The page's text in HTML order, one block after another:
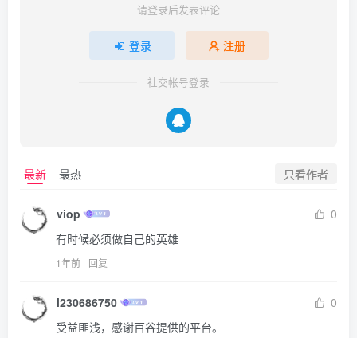
请登录后发表评论
登录 注册
社交帐号登录
最新 最热 只看作者
viop
0
有时候必须做自己的英雄
1年前 回复
l230686750
0
受益匪浅，感谢百谷提供的平台。